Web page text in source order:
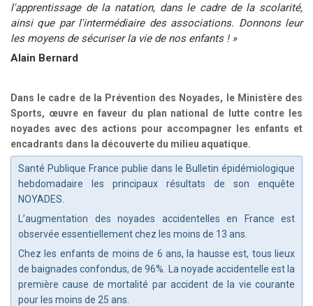
l'apprentissage de la natation, dans le cadre de la scolarité,
ainsi que par l'intermédiaire des associations. Donnons leur
les moyens de sécuriser la vie de nos enfants ! »
Alain Bernard
Dans le cadre de la Prévention des Noyades, le Ministère des
Sports, œuvre en faveur du plan national de lutte contre les
noyades avec des actions pour accompagner les enfants et
encadrants dans la découverte du milieu aquatique.
Santé Publique France publie dans le Bulletin épidémiologique
hebdomadaire les principaux résultats de son enquête
NOYADES.
L’augmentation des noyades accidentelles en France est
observée essentiellement chez les moins de 13 ans.
Chez les enfants de moins de 6 ans, la hausse est, tous lieux
de baignades confondus, de 96%. La noyade accidentelle est la
première cause de mortalité par accident de la vie courante
pour les moins de 25 ans.